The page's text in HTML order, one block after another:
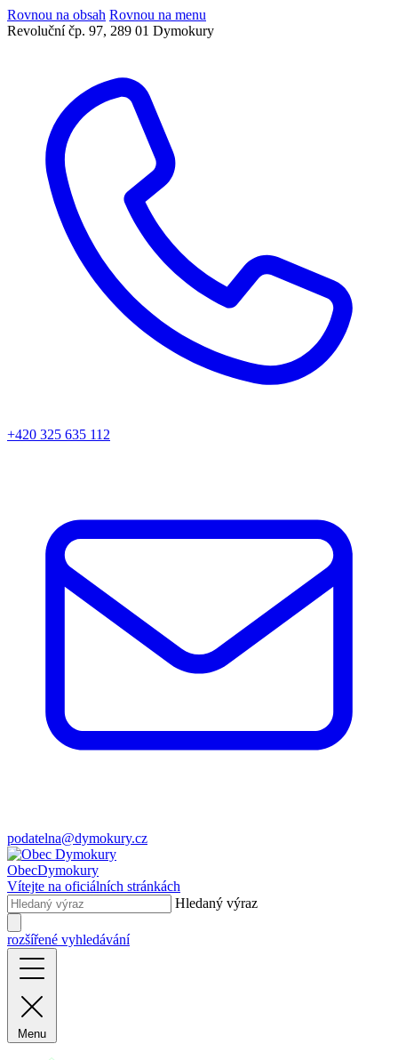
Rovnou na obsah Rovnou na menu
Revoluční čp. 97, 289 01 Dymokury
+420 325 635 112
podatelna@dymokury.cz
ObecDymokury
Vítejte na oficiálních stránkách
Hledaný výraz
rozšířené vyhledávání
Menu